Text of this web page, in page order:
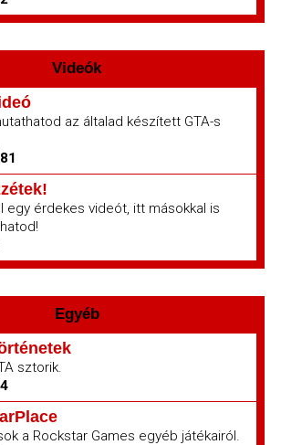
Videók
az általad készített GTA-s
egy érdekes videót, itt másokkal is
Egyéb
sztorik.
a Rockstar Games egyéb játékairól.